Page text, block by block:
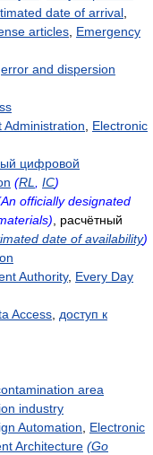
date of arrival
articles Emergency
error and dispersion
Administration
Electronic
цифровой
(RL IC)
officially designated
, расчётный
date of availability)
Authority, Every Day
Access доступ к
area
industry
Automation
Electronic
Architecture (Go